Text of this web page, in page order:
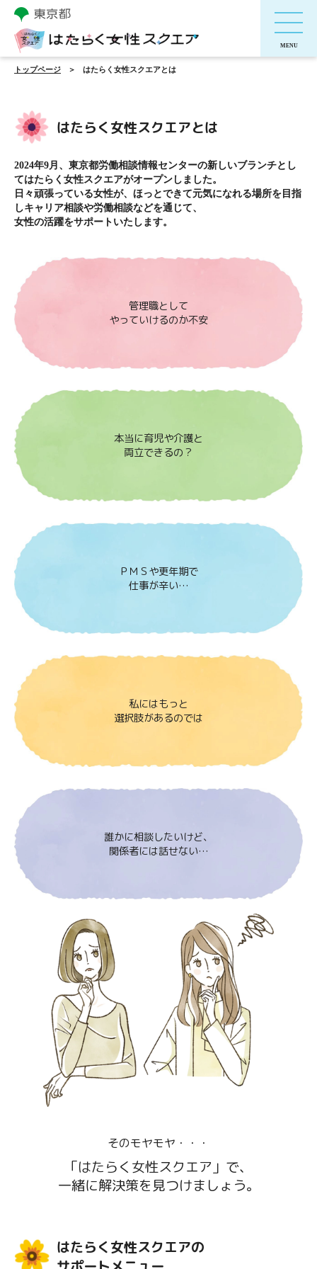
トップページ はたらく女性スクエアとは
はたらく女性スクエアとは
2024年9月、東京都労働相談情報センターの新しいブランチとし
てはたらく女性スクエアがオープンしました。
日々頑張っている女性が、ほっとできて元気になれる場所を目指
しキャリア相談や労働相談などを通じて、
女性の活躍をサポートいたします。
管理職として
やっていけるのか不安
本当に育児や介護と
両立できるの？
ＰＭＳや更年期で
仕事が辛い…
私にはもっと
選択肢があるのでは
誰かに相談したいけど、
関係者には話せない…
そのモヤモヤ・・・
「はたらく女性スクエア」で、
一緒に解決策を見つけましょう。
はたらく女性スクエアの